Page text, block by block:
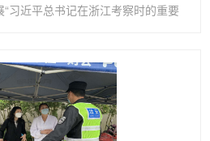
习近平总书记在浙江考察时的重要